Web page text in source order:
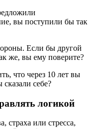
вы поступили бы так
Если бы другой
же, вы ему поверите?
что через 10 лет вы
себе?
логикой
страха или стресса,